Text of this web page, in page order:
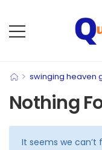
> swinging heaven
Nothing
It seems we can’t